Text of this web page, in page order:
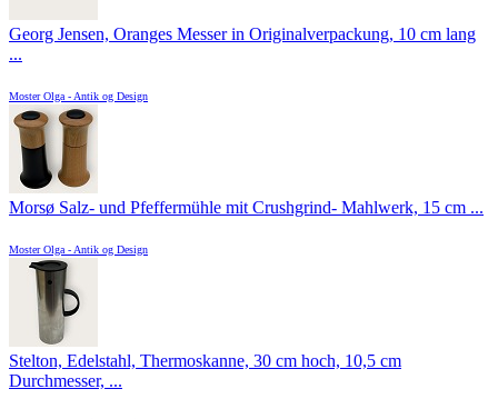
Georg Jensen, Oranges Messer in Originalverpackung, 10 cm lang
...
Moster Olga - Antik og Design
Morsø Salz- und Pfeffermühle mit Crushgrind- Mahlwerk, 15 cm ...
Moster Olga - Antik og Design
Stelton, Edelstahl, Thermoskanne, 30 cm hoch, 10,5 cm
Durchmesser, ...